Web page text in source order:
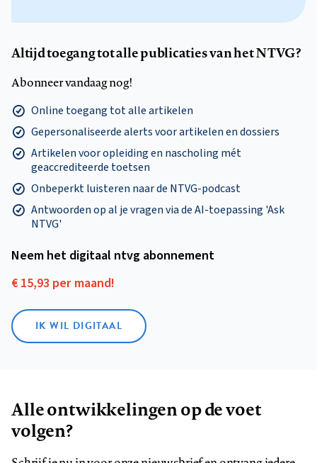
Altijd toegang tot alle publicaties van het NTVG?
Abonneer vandaag nog!
Online toegang tot alle artikelen
Gepersonaliseerde alerts voor artikelen en dossiers
Artikelen voor opleiding en nascholing mét
geaccrediteerde toetsen
Onbeperkt luisteren naar de NTVG-podcast
Antwoorden op al je vragen via de AI-toepassing 'Ask
NTVG'
Neem het digitaal ntvg abonnement
€ 15,93 per maand!
IK WIL DIGITAAL
Alle ontwikkelingen op de voet
volgen?